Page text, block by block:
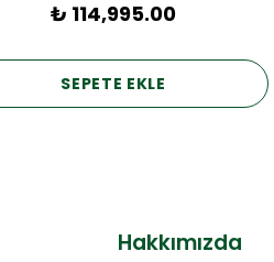
₺ 114,995.00
SEPETE EKLE
Hakkımızda